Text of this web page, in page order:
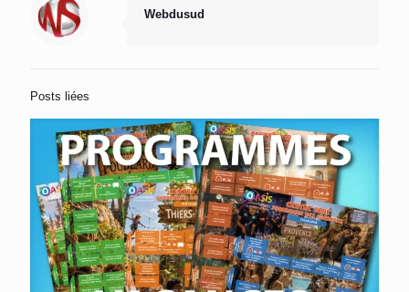
Webdusud
Posts liées